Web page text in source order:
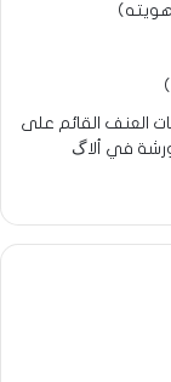
خدمات العنف القائم على
في ألاگ